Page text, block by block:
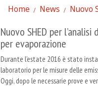
Home News Nuovo
Nuovo SHED per
per evaporazione
Durante l’estate 2016 è stato
laboratorio per le misure delle
Oggi, dopo le necessarie prove e